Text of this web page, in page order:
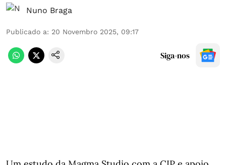
Nuno Braga
Publicado a: 20 Novembro 2025, 09:17
Siga-nos